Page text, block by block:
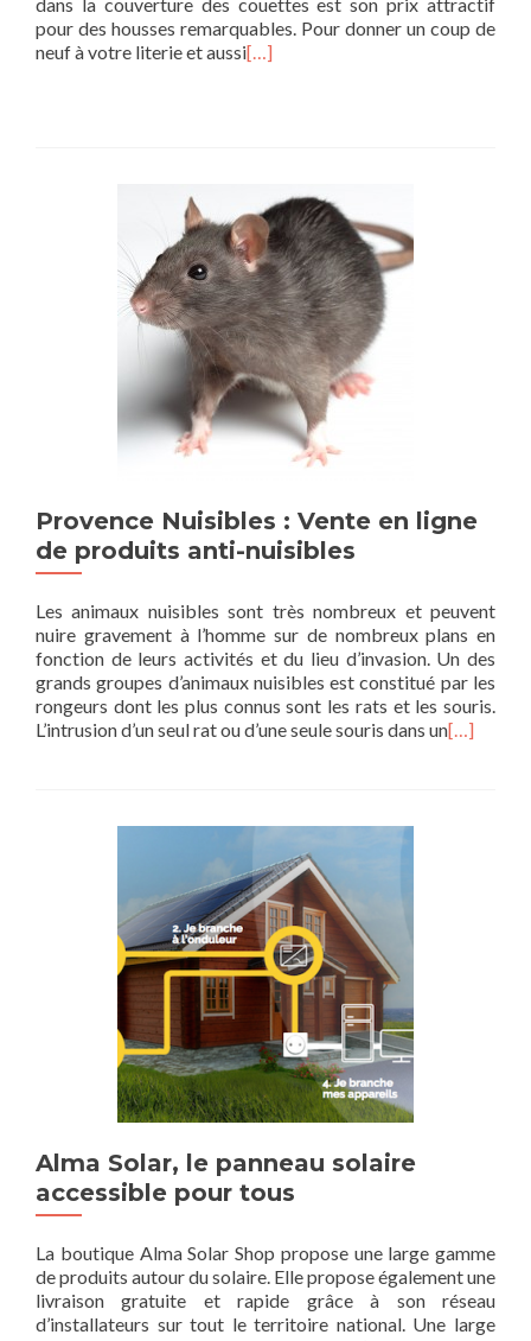
pour des housses remarquables. Pour donner un coup de
neuf à votre literie et aussi[…]
Provence Nuisibles : Vente en ligne
de produits anti-nuisibles
Les animaux nuisibles sont très nombreux et peuvent
nuire gravement à l’homme sur de nombreux plans en
fonction de leurs activités et du lieu d’invasion. Un des
grands groupes d’animaux nuisibles est constitué par les
rongeurs dont les plus connus sont les rats et les souris.
L’intrusion d’un seul rat ou d’une seule souris dans un[…]
Alma Solar, le panneau solaire
accessible pour tous
La boutique Alma Solar Shop propose une large gamme
de produits autour du solaire. Elle propose également une
livraison gratuite et rapide grâce à son réseau
d’installateurs sur tout le territoire national. Une large